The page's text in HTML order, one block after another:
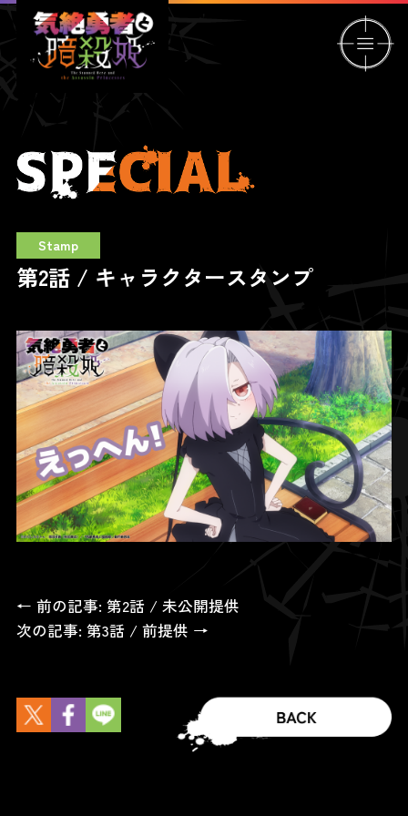
Stamp
第2話 / キャラクタースタンプ
← 前の記事: 第2話 / 未公開提供
次の記事: 第3話 / 前提供 →